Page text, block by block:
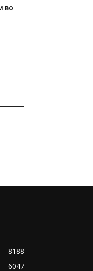
во
8188
6047